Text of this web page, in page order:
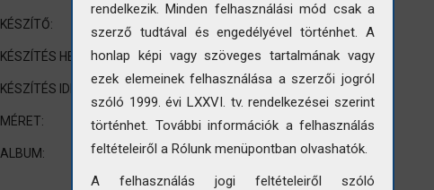
KÉSZÍTŐ: Krasznai István és Galambos Ferenc
KÉSZÍTÉS HELYE: Békés
KÉSZÍTÉS IDEJE: 1957
MÉRET: 180x240mm
ALBUM:
Épületkép
Műemlékvédelem
rendelkezik. Minden felhasználási mód csak a
szerző tudtával és engedélyével történhet. A
honlap képi vagy szöveges tartalmának vagy
ezek elemeinek felhasználása a szerzői jogról
szóló 1999. évi LXXVI. tv. rendelkezései szerint
történhet. További információk a felhasználás
feltételeiről a Rólunk menüpontban olvashatók.
A felhasználás jogi feltételeiről szóló